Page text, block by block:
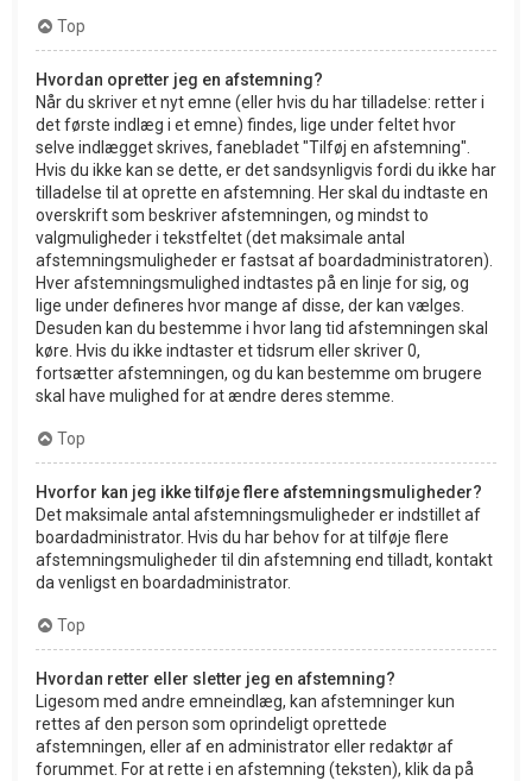
Top
Hvordan opretter jeg en afstemning?
Når du skriver et nyt emne (eller hvis du har tilladelse: retter i
det første indlæg i et emne) findes, lige under feltet hvor
selve indlægget skrives, fanebladet "Tilføj en afstemning".
Hvis du ikke kan se dette, er det sandsynligvis fordi du ikke har
tilladelse til at oprette en afstemning. Her skal du indtaste en
overskrift som beskriver afstemningen, og mindst to
valgmuligheder i tekstfeltet (det maksimale antal
afstemningsmuligheder er fastsat af boardadministratoren).
Hver afstemningsmulighed indtastes på en linje for sig, og
lige under defineres hvor mange af disse, der kan vælges.
Desuden kan du bestemme i hvor lang tid afstemningen skal
køre. Hvis du ikke indtaster et tidsrum eller skriver 0,
fortsætter afstemningen, og du kan bestemme om brugere
skal have mulighed for at ændre deres stemme.
Top
Hvorfor kan jeg ikke tilføje flere afstemningsmuligheder?
Det maksimale antal afstemningsmuligheder er indstillet af
boardadministrator. Hvis du har behov for at tilføje flere
afstemningsmuligheder til din afstemning end tilladt, kontakt
da venligst en boardadministrator.
Top
Hvordan retter eller sletter jeg en afstemning?
Ligesom med andre emneindlæg, kan afstemninger kun
rettes af den person som oprindeligt oprettede
afstemningen, eller af en administrator eller redaktør af
forummet. For at rette i en afstemning (teksten), klik da på